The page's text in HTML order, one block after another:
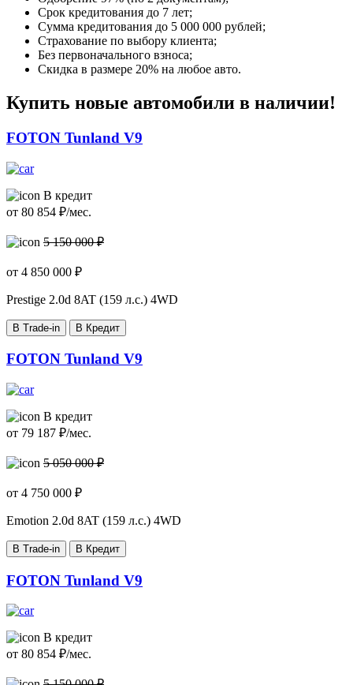
Срок кредитования до 7 лет;
Сумма кредитования до 5 000 000 рублей;
Страхование по выбору клиента;
Без первоначального взноса;
Скидка в размере 20% на любое авто.
Купить новые автомобили в наличии!
FOTON Tunland V9
В кредит
от 80 854 ₽/мес.
5 150 000 ₽
от 4 850 000 ₽
Prestige 2.0d 8AT (159 л.с.) 4WD
В Trade-in В Кредит
FOTON Tunland V9
В кредит
от 79 187 ₽/мес.
5 050 000 ₽
от 4 750 000 ₽
Emotion 2.0d 8AT (159 л.с.) 4WD
В Trade-in В Кредит
FOTON Tunland V9
В кредит
от 80 854 ₽/мес.